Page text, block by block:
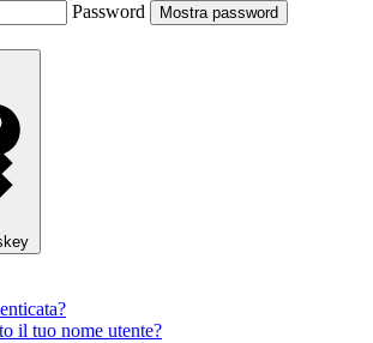
Password
Mostra password
il tuo nome utente?